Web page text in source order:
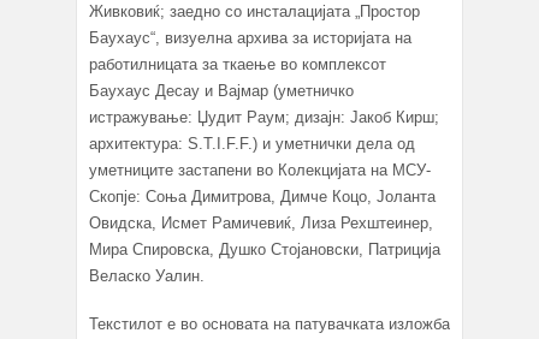
Живковиќ; заедно со инсталацијата „Простор
Баухаус“, визуелна архива за историјата на
работилницата за ткаење во комплексот
Баухаус Десау и Вајмар (уметничко
истражување: Џудит Раум; дизајн: Јакоб Кирш;
архитектура: S.T.I.F.F.) и уметнички дела од
уметниците застапени во Колекцијата на МСУ-
Скопје: Соња Димитрова, Димче Коцо, Јоланта
Овидска, Исмет Рамичевиќ, Лиза Рехштеинер,
Мира Спировска, Душко Стојановски, Патриција
Веласко Уалин.
Текстилот е во основата на патувачката изложба